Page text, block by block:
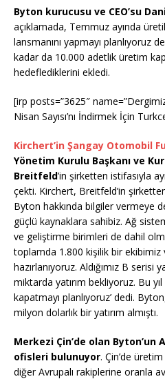
Byton kurucusu ve CEO’su
açıklamada, Temmuz ayında
lansmanını yapmayı planlıyoruz
kadar da 10.000 adetlik üretim
hedeflediklerini ekledi.
[irp posts=”3625″
Nisan Sayısı’nı İndirmek İçin
Kirchert’in Şangay Otomobil
Yönetim Kurulu Başkanı ve
Breitfeld’in şirketten istifasıyla
çekti. Kirchert, Breitfeld’in
Byton hakkında bilgiler vermeye
güçlü kaynaklara sahibiz. Ağ
ve geliştirme birimleri de dahil
toplamda 1.800 kişilik bir ekibimiz
hazırlanıyoruz. Aldığımız B serisi
miktarda yatırım bekliyoruz. Bu
kapatmayı planlıyoruz’ dedi.
milyon dolarlık bir yatırım almıştı.
Merkezi Çin’de olan Byton’un
ofisleri bulunuyor. Çin’de
diğer Avrupalı rakiplerine oranla